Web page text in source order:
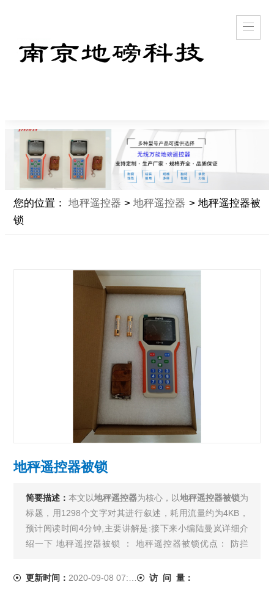
您的位置：地秤遥控器 >地秤遥控器 > 地秤遥控器被
锁
地秤遥控器被锁
简要描述： 本文以地秤遥控器为核心，以地秤遥控器被锁为
标题，用1298个文字对其进行叙述，耗用流量约为4KB，
预计阅读时间4分钟,主要讲解是:接下来小编陆曼岚详细介
绍一下 地秤遥控器被锁 ： 地秤遥控器被锁优点： 防拦
器，距离传感器旁159米以内就能控制地秤的数......
更新时间： 2020-09-08 07:15:58 访 问 量：